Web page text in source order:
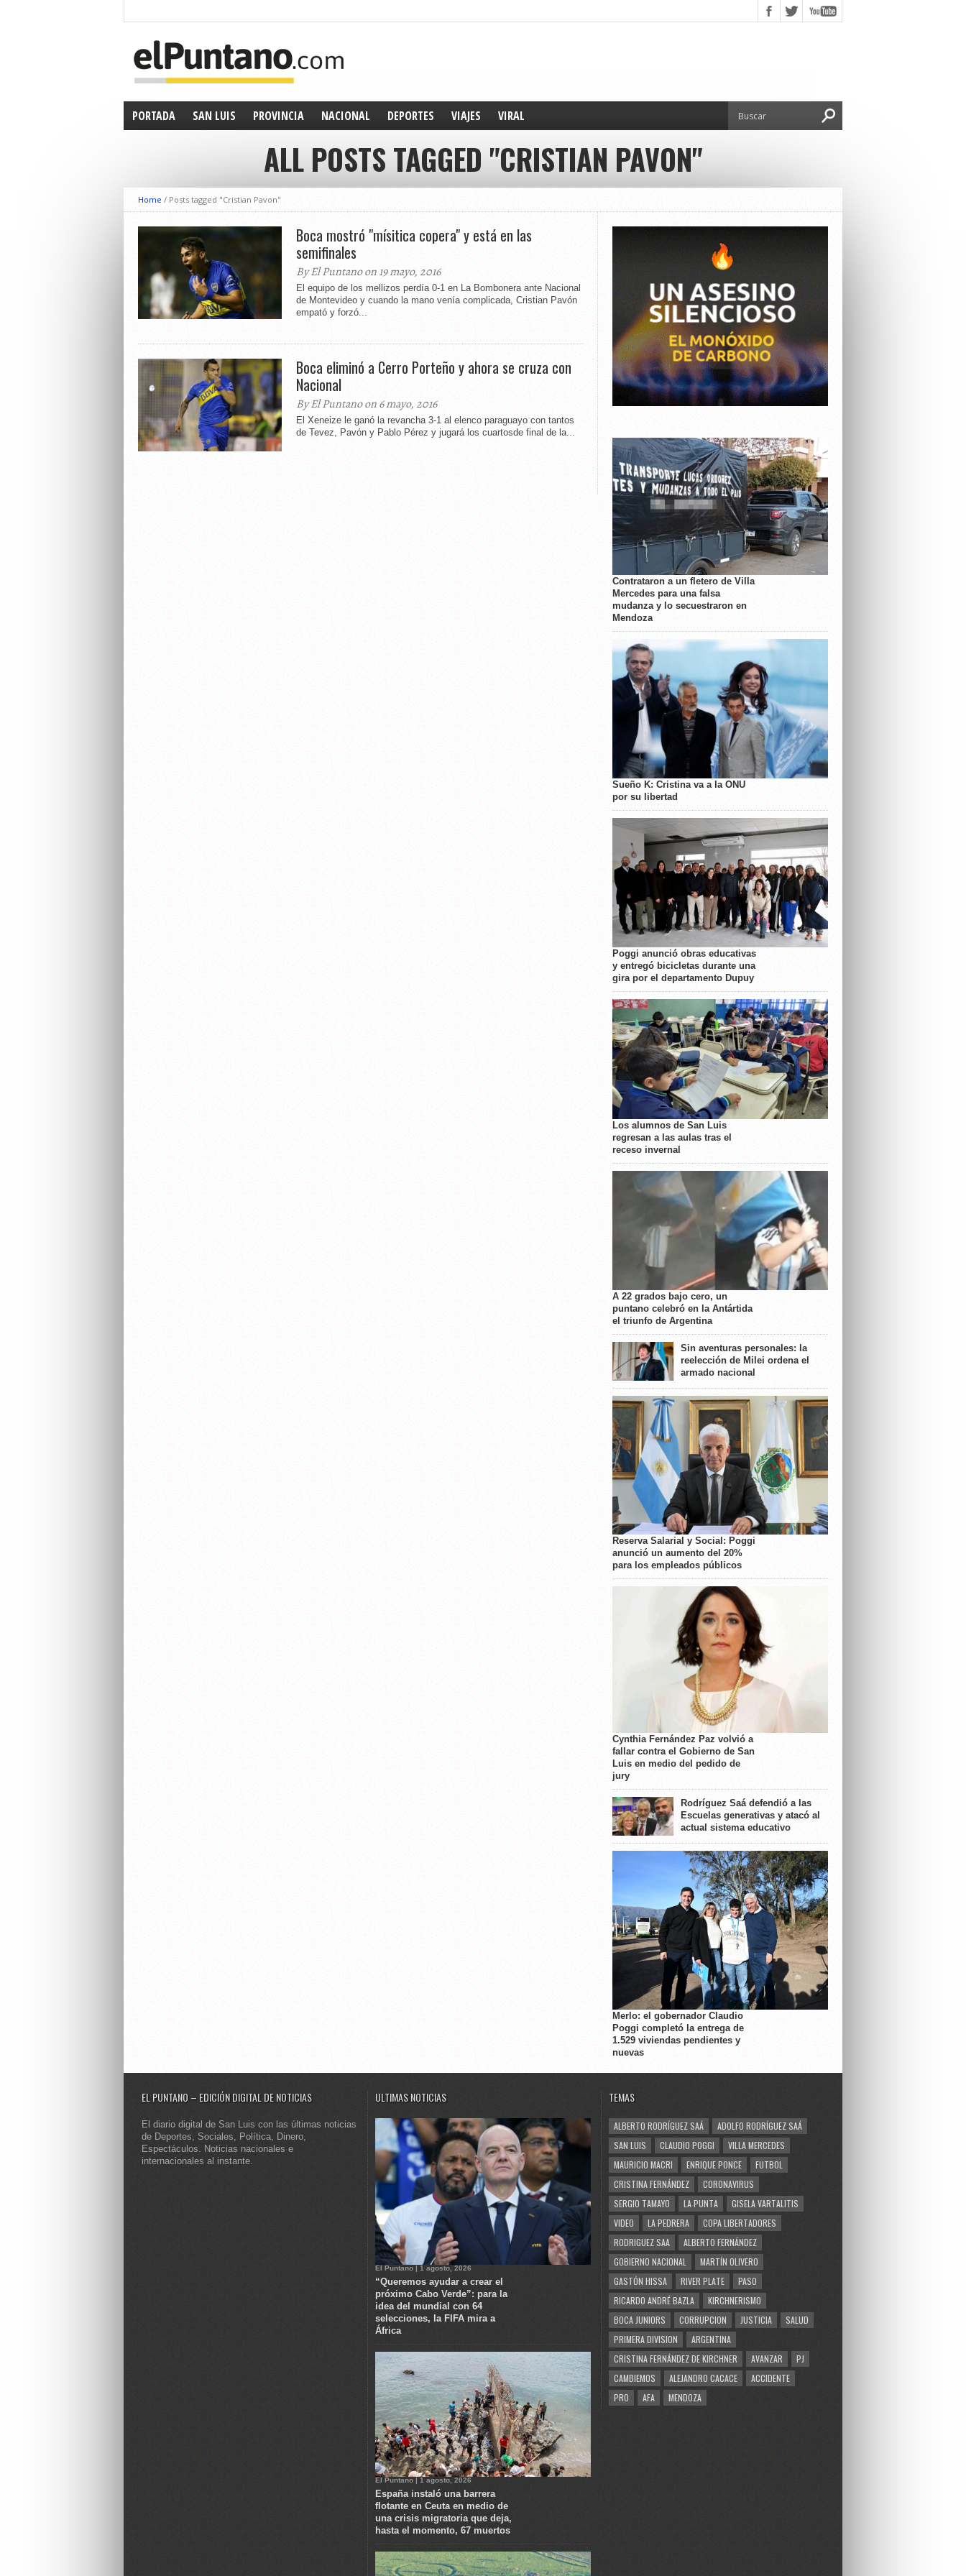
PORTADA SAN LUIS PROVINCIA NACIONAL DEPORTES VIAJES VIRAL
ALL POSTS TAGGED "CRISTIAN PAVON"
Home / Posts tagged "Cristian Pavon"
Boca mostró "mísitica copera" y está en las
semifinales
By El Puntano on 19 mayo, 2016
El equipo de los mellizos perdía 0-1 en La Bombonera ante Nacional
de Montevideo y cuando la mano venía complicada, Cristian Pavón
empató y forzó...
Boca eliminó a Cerro Porteño y ahora se cruza con
Nacional
By El Puntano on 6 mayo, 2016
El Xeneize le ganó la revancha 3-1 al elenco paraguayo con tantos
de Tevez, Pavón y Pablo Pérez y jugará los cuartosde final de la...
Contrataron a un fletero de Villa
Mercedes para una falsa
mudanza y lo secuestraron en
Mendoza
Sueño K: Cristina va a la ONU
por su libertad
Poggi anunció obras educativas
y entregó bicicletas durante una
gira por el departamento Dupuy
Los alumnos de San Luis
regresan a las aulas tras el
receso invernal
A 22 grados bajo cero, un
puntano celebró en la Antártida
el triunfo de Argentina
Sin aventuras personales: la
reelección de Milei ordena el
armado nacional
Reserva Salarial y Social: Poggi
anunció un aumento del 20%
para los empleados públicos
Cynthia Fernández Paz volvió a
fallar contra el Gobierno de San
Luis en medio del pedido de
jury
Rodríguez Saá defendió a las
Escuelas generativas y atacó al
actual sistema educativo
Merlo: el gobernador Claudio
Poggi completó la entrega de
1.529 viviendas pendientes y
nuevas
EL PUNTANO – EDICIÓN DIGITAL DE NOTICIAS
El diario digital de San Luis con las últimas noticias
de Deportes, Sociales, Política, Dinero,
Espectáculos. Noticias nacionales e
internacionales al instante.
ULTIMAS NOTICIAS
El Puntano | 1 agosto, 2026
“Queremos ayudar a crear el
próximo Cabo Verde”: para la
idea del mundial con 64
selecciones, la FIFA mira a
África
El Puntano | 1 agosto, 2026
España instaló una barrera
flotante en Ceuta en medio de
una crisis migratoria que deja,
hasta el momento, 67 muertos
TEMAS
ALBERTO RODRÍGUEZ SAÁ
ADOLFO RODRÍGUEZ SAÁ
SAN LUIS
CLAUDIO POGGI
VILLA MERCEDES
MAURICIO MACRI
ENRIQUE PONCE
FUTBOL
CRISTINA FERNÁNDEZ
CORONAVIRUS
SERGIO TAMAYO
LA PUNTA
GISELA VARTALITIS
VIDEO
LA PEDRERA
COPA LIBERTADORES
RODRIGUEZ SAA
ALBERTO FERNÁNDEZ
GOBIERNO NACIONAL
MARTÍN OLIVERO
GASTÓN HISSA
RIVER PLATE
PASO
RICARDO ANDRÉ BAZLA
KIRCHNERISMO
BOCA JUNIORS
CORRUPCION JUSTICIA
SALUD
PRIMERA DIVISION
ARGENTINA
CRISTINA FERNÁNDEZ DE KIRCHNER
AVANZAR
PJ
CAMBIEMOS
ALEJANDRO CACACE
ACCIDENTE
PRO
AFA MENDOZA